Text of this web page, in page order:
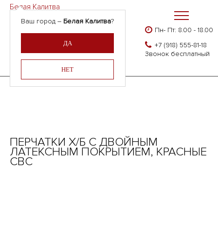
Белая Калитва
Ваш город – Белая Калитва?
ДА
НЕТ
Армения, Молдавия,
Пн- Пт: 8.00 - 18.00
+7 (918) 555-81-18
Звонок бесплатный
Перчатки ХБ с латексным покрытием
Перчатки х/б с двойным латексным покрытием, красные СВС
ПЕРЧАТКИ Х/Б С ДВОЙНЫМ
ЛАТЕКСНЫМ ПОКРЫТИЕМ, КРАСНЫЕ
СВС